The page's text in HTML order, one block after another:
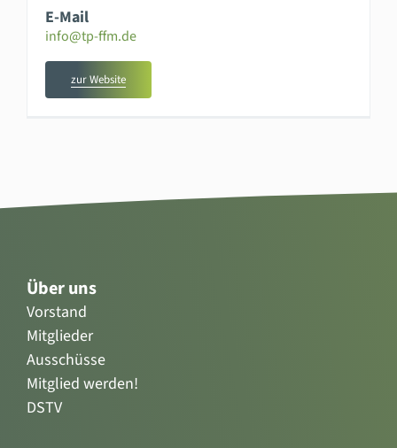
E-Mail
info@tp-ffm.de
zur Website
Über uns
Vorstand
Mitglieder
Ausschüsse
Mitglied werden!
DSTV